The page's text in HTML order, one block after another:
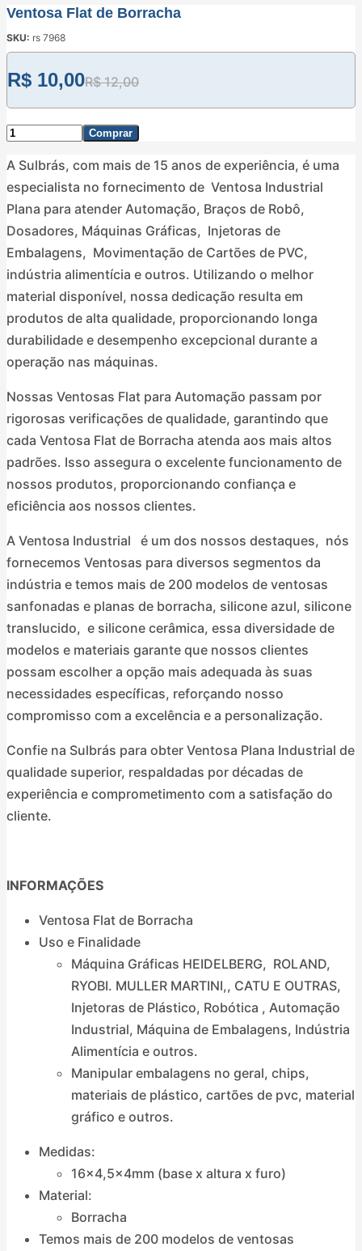
Ventosa Flat de Borracha
SKU: rs 7968
R$ 10,00R$12,00
Comprar
A Sulbrás, com mais de 15 anos de experiência, é uma
especialista no fornecimento de Ventosa Industrial
Plana para atender Automação, Braços de Robô,
Dosadores, Máquinas Gráficas, Injetoras de
Embalagens, Movimentação de Cartões de PVC,
indústria alimentícia e outros. Utilizando o melhor
material disponível, nossa dedicação resulta em
produtos de alta qualidade, proporcionando longa
durabilidade e desempenho excepcional durante a
operação nas máquinas.
Nossas Ventosas Flat para Automação passam por
rigorosas verificações de qualidade, garantindo que
cada Ventosa Flat de Borracha atenda aos mais altos
padrões. Isso assegura o excelente funcionamento de
nossos produtos, proporcionando confiança e
eficiência aos nossos clientes.
A Ventosa Industrial é um dos nossos destaques, nós
fornecemos Ventosas para diversos segmentos da
indústria e temos mais de 200 modelos de ventosas
sanfonadas e planas de borracha, silicone azul, silicone
translucido, e silicone cerâmica, essa diversidade de
modelos e materiais garante que nossos clientes
possam escolher a opção mais adequada às suas
necessidades específicas, reforçando nosso
compromisso com a excelência e a personalização.
Confie na Sulbrás para obter Ventosa Plana Industrial de
qualidade superior, respaldadas por décadas de
experiência e comprometimento com a satisfação do
cliente.
INFORMAÇÕES
Ventosa Flat de Borracha
Uso e Finalidade
Máquina Gráficas HEIDELBERG, ROLAND,
RYOBI. MULLER MARTINI,, CATU E OUTRAS,
Injetoras de Plástico, Robótica , Automação
Industrial, Máquina de Embalagens, Indústria
Alimentícia e outros.
Manipular embalagens no geral, chips,
materiais de plástico, cartões de pvc, material
gráfico e outros.
Medidas:
16×4,5x4mm (base x altura x furo)
Material:
Borracha
Temos mais de 200 modelos de ventosas